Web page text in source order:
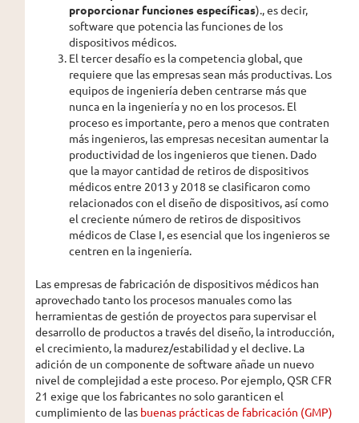
proporcionar funciones específicas)., es decir,
software que potencia las funciones de los
dispositivos médicos.
El tercer desafío es la competencia global, que
requiere que las empresas sean más productivas. Los
equipos de ingeniería deben centrarse más que
nunca en la ingeniería y no en los procesos. El
proceso es importante, pero a menos que contraten
más ingenieros, las empresas necesitan aumentar la
productividad de los ingenieros que tienen. Dado
que la mayor cantidad de retiros de dispositivos
médicos entre 2013 y 2018 se clasificaron como
relacionados con el diseño de dispositivos, así como
el creciente número de retiros de dispositivos
médicos de Clase I, es esencial que los ingenieros se
centren en la ingeniería.
Las empresas de fabricación de dispositivos médicos han
aprovechado tanto los procesos manuales como las
herramientas de gestión de proyectos para supervisar el
desarrollo de productos a través del diseño, la introducción,
el crecimiento, la madurez/estabilidad y el declive. La
adición de un componente de software añade un nuevo
nivel de complejidad a este proceso. Por ejemplo, QSR CFR
21 exige que los fabricantes no solo garanticen el
cumplimiento de las buenas prácticas de fabricación (GMP)